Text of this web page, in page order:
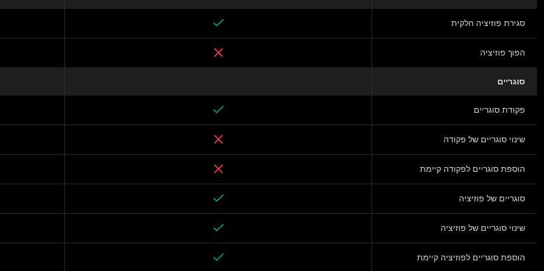
סגירת פוזיציה חלקית
הפוך פוזיציה
סוגריים
פקודת סוגריים
שינוי סוגריים של פקודה
הוספת סוגריים לפקודה קיימת
סוגריים של פוזיציה
שינוי סוגריים של פוזיציה
הוספת סוגריים לפוזיציה קיימת